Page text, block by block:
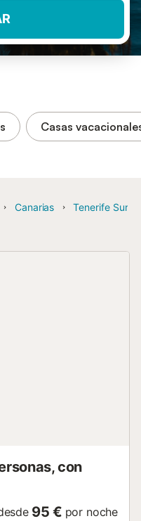
Casas
Canarias
Tenerife Sur
con
95 € por noche